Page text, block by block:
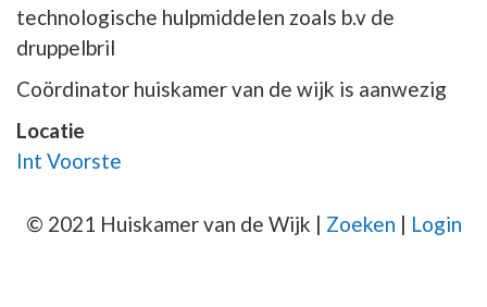
technologische hulpmiddelen zoals b.v de
druppelbril
Coördinator huiskamer van de wijk is aanwezig
Locatie
Int Voorste
© 2021 Huiskamer van de Wijk | Zoeken | Login